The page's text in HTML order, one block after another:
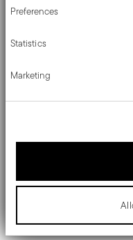
Identify your
characteristics
Find out more about how
your preferences in the
We use cookies to
media features and to
information about your
advertising and analytics
Preferences
Statistics
Marketing
consente di
pulizia.
Gamma
Doppia induzione,